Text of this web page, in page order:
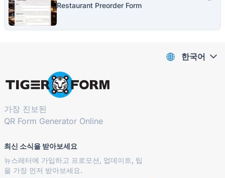
Restaurant Preorder Form
가장 진보된
QR Form Generator Online
최신 소식을 받아보세요
뉴스레터에 가입하고 프로모션, 업데이트, 팁
을 가장 먼저 받아보세요.
한국어